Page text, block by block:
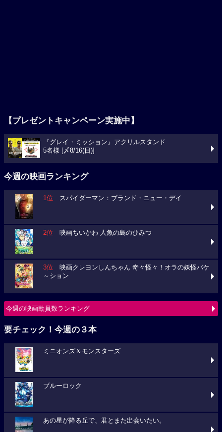
【プレゼントキャンペーン実施中】
『グレイ・ミッション』アクリルスタンド
5名様 [〆8/16(日)]
今週の映画ランキング
1位 スパイダーマン：ブランド・ニュー・デイ
2位 映画ちいかわ 人魚の島のひみつ
3位 映画クレヨンしんちゃん 奇々怪々！オラの妖怪バケ
～ション
今週の映画動員数ランキング
要チェック！今週の３本
ミニオンズ＆モンスターズ
ブルーロック
あの星が降る丘で、君とまた出会いたい。